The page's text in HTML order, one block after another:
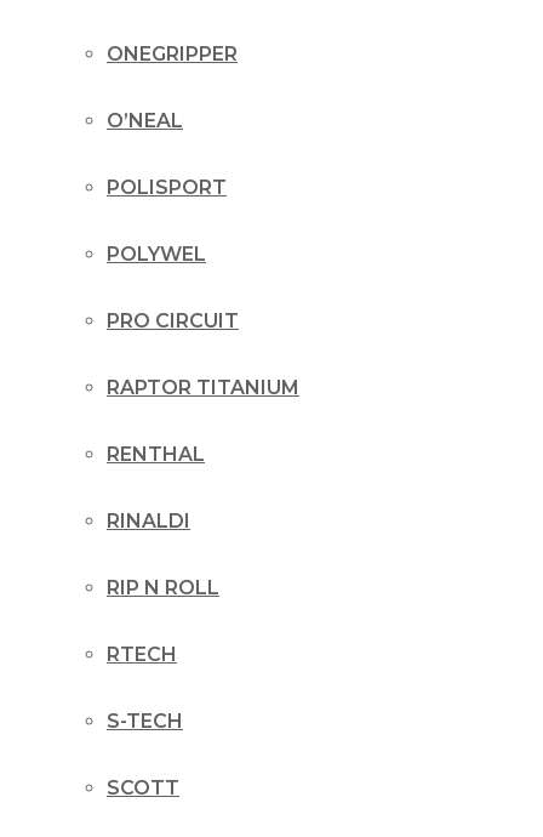
ONEGRIPPER
O’NEAL
POLISPORT
POLYWEL
PRO CIRCUIT
RAPTOR TITANIUM
RENTHAL
RINALDI
RIP N ROLL
RTECH
S-TECH
SCOTT